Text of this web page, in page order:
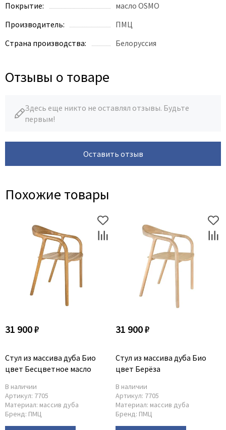
Покрытие:
масло OSMO
Производитель:
ПМЦ
Страна производства:
Белоруссия
Отзывы о товаре
Здесь еще никто не оставлял отзывы. Будьте
первым!
Оставить отзыв
Похожие товары
31 900 ₽
Стул из массива дуба Био
цвет Бесцветное масло
В наличии
Артикул: 7705
Материал: массив дуба
Бренд: ПМЦ
31 900 ₽
Стул из массива дуба Био
цвет Берёза
В наличии
Артикул: 7705
Материал: массив дуба
Бренд: ПМЦ